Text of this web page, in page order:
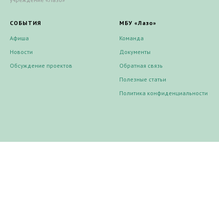
СОБЫТИЯ
Афиша
Новости
Обсуждение проектов
МБУ «Лазо»
Команда
Документы
Обратная связь
Полезные статьи
Политика конфиденциальности